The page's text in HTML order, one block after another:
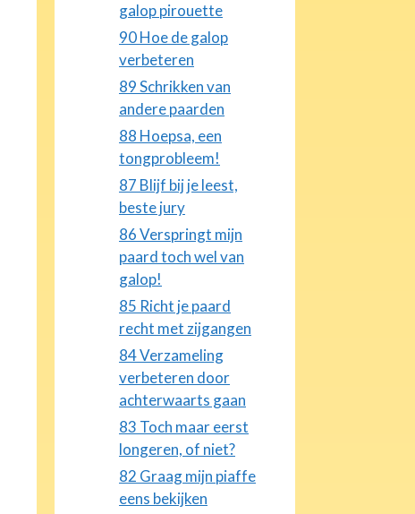
galop pirouette
90 Hoe de galop
verbeteren
89 Schrikken van
andere paarden
88 Hoepsa, een
tongprobleem!
87 Blijf bij je leest,
beste jury
86 Verspringt mijn
paard toch wel van
galop!
85 Richt je paard
recht met zijgangen
84 Verzameling
verbeteren door
achterwaarts gaan
83 Toch maar eerst
longeren, of niet?
82 Graag mijn piaffe
eens bekijken